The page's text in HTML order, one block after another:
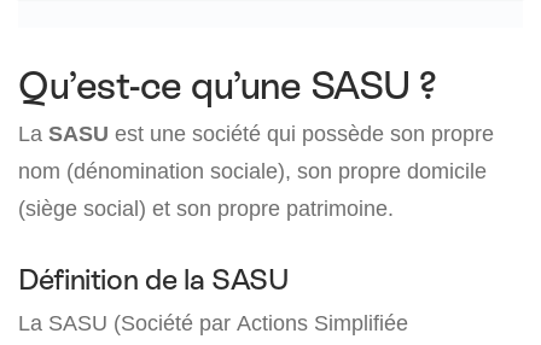
Qu’est-ce qu’une SASU ?
La SASU est une société qui possède son propre
nom (dénomination sociale), son propre domicile
(siège social) et son propre patrimoine.
Définition de la SASU
La SASU (Société par Actions Simplifiée